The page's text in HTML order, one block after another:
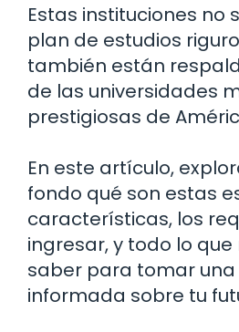
Estas instituciones no
plan de estudios
también están
de las universidades
prestigiosas de
En este artículo,
fondo qué son estas
características, los
ingresar, y todo lo
saber para tomar una
informada sobre tu